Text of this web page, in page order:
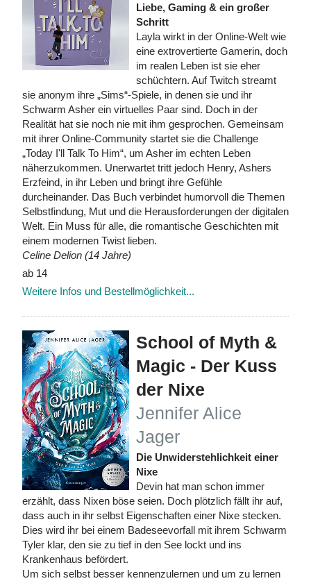
Liebe, Gaming & ein großer
Schritt
Layla wirkt in der Online-Welt wie
eine extrovertierte Gamerin, doch
im realen Leben ist sie eher
schüchtern. Auf Twitch streamt
sie anonym ihre „Sims“-Spiele, in denen sie und ihr
Schwarm Asher ein virtuelles Paar sind. Doch in der
Realität hat sie noch nie mit ihm gesprochen. Gemeinsam
mit ihrer Online-Community startet sie die Challenge
„Today I'll Talk To Him“, um Asher im echten Leben
näherzukommen. Unerwartet tritt jedoch Henry, Ashers
Erzfeind, in ihr Leben und bringt ihre Gefühle
durcheinander. Das Buch verbindet humorvoll die Themen
Selbstfindung, Mut und die Herausforderungen der digitalen
Welt. Ein Muss für alle, die romantische Geschichten mit
einem modernen Twist lieben.
Celine Delion (14 Jahre)
ab 14
Weitere Infos und Bestellmöglichkeit...
School of Myth &
Magic - Der Kuss
der Nixe
Jennifer Alice
Jager
Die Unwiderstehlichkeit einer
Nixe
Devin hat man schon immer
erzählt, dass Nixen böse seien. Doch plötzlich fällt ihr auf,
dass auch in ihr selbst Eigenschaften einer Nixe stecken.
Dies wird ihr bei einem Badeseevorfall mit ihrem Schwarm
Tyler klar, den sie zu tief in den See lockt und ins
Krankenhaus befördert.
Um sich selbst besser kennenzulernen und um zu lernen